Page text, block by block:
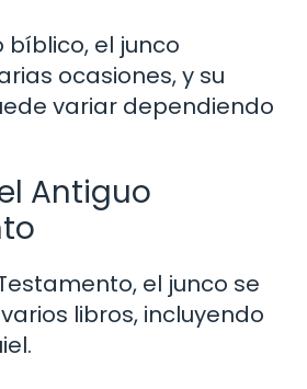
bíblico, el junco
ocasiones, y su
variar dependiendo
Antiguo
el junco se
libros, incluyendo